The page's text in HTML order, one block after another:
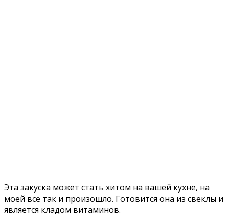
Эта закуска может стать хитом на вашей кухне, на
моей все так и произошло. Готовится она из свеклы и
является кладом витаминов.